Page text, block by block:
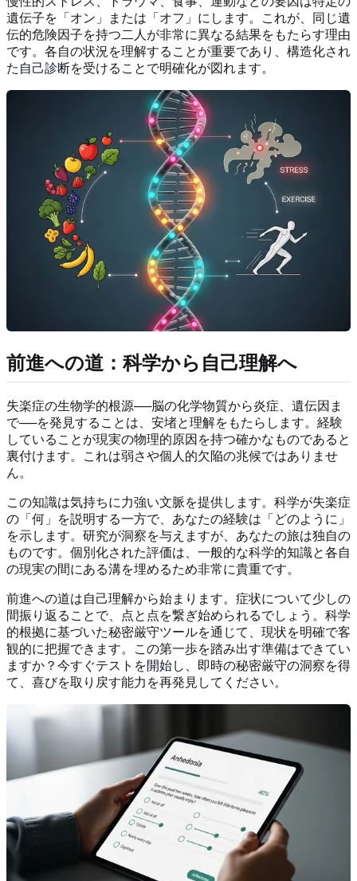
遺伝子を「オン」または「オフ」にします。これが、同じ遺
伝的危険因子を持つ二人が非常に異なる結果をもたらす理由
です。各自の状況を理解することが重要であり、構造化され
た 自己診断を受けることで明確化が図れます。
前進への道：科学から自己理解へ
失楽症の生物学的根源──脳の化学物質から炎症、遺伝因ま
で──を発見することは、安堵と理解をもたらします。経験
していることが現実の物理的原因を持つ確かなものであると
裏付けます。これは弱さや個人的欠陥の兆候ではありませ
ん。
この知識は気持ちに力強い文脈を提供します。科学が失楽症
の「何」を説明する一方で、あなたの経験は「どのように」
を示します。研究が洞察を与えますが、あなたの旅は独自の
ものです。個別化された評価は、一般的な科学的知識と各自
の現実の間にある溝を埋めるため非常に貴重です。
前進への道は自己理解から始まります。症状について少しの
間振り返ることで、点と点を繋ぎ始められるでしょう。科学
的根拠に基づいた秘密厳守ツールを通じて、現状を明確で客
観的に把握できます。この第一歩を踏み出す準備はできてい
ますか？今すぐテストを開始し、即時の秘密厳守の洞察を得
て、喜びを取り戻す能力を再発見してください。